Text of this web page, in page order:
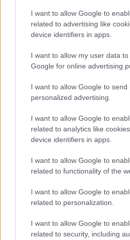
I want to allow Google to
related to advertising like
device identifiers in apps.
I want to allow my user data
Google for online advertising
I want to allow Google to send
personalized advertising.
I want to allow Google to
related to analytics like
device identifiers in apps.
I want to allow Google to
related to functionality of the
I want to allow Google to
related to personalization.
I want to allow Google to
related to security, including